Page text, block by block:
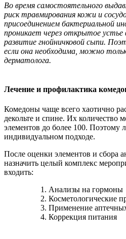
Во время самостоятельного
риск травмирования кожи и
присоединением бактериальной
проникает через открытое устье
развитие гнойничковой сыпи.
если она необходима, можно
дерматолога.
Лечение и профилактика
Комедоны чаще всего хаотично
декольте и спине. Их количество
элементов до более 100. Поэтому
индивидуальном подходе.
После оценки элементов и сбора
назначить целый комплекс
входить:
Анализы на гормоны
Косметологические
Применение
Коррекция питания